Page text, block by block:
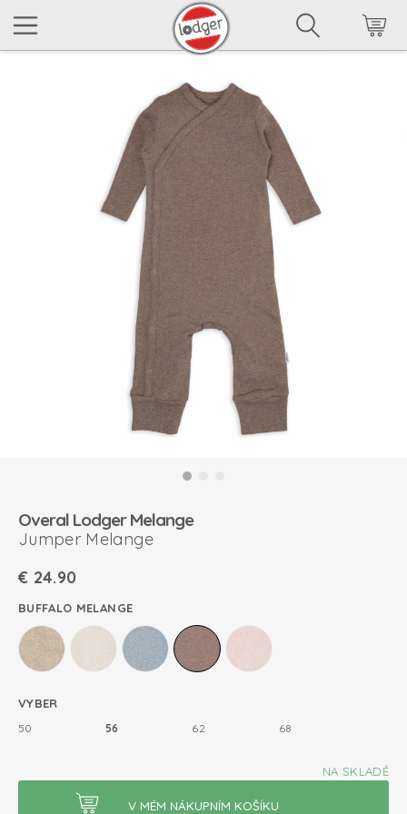
Overal Lodger Melange
Jumper Melange
€ 24.90
BUFFALO MELANGE
VYBER
50 56 62 68
NA SKLADĚ